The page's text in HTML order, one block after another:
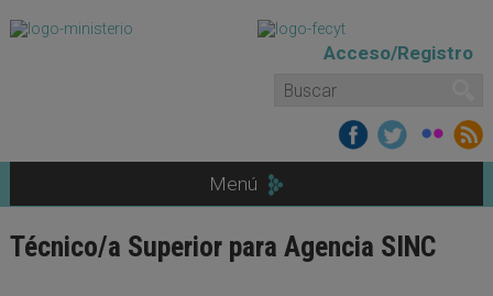
Acceso/Registro
Formulario de búsqueda
Buscar
Menú
Técnico/a Superior para Agencia SINC